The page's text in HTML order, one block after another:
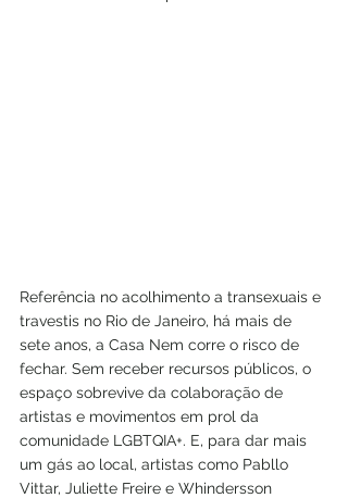
Referência no acolhimento a transexuais e
travestis no Rio de Janeiro, há mais de
sete anos, a Casa Nem corre o risco de
fechar. Sem receber recursos públicos, o
espaço sobrevive da colaboração de
artistas e movimentos em prol da
comunidade LGBTQIA+. E, para dar mais
um gás ao local, artistas como Pabllo
Vittar, Juliette Freire e Whindersson